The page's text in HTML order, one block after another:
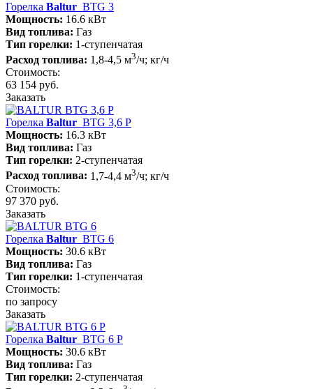
Горелка Baltur BTG 3
Мощность: 16.6 кВт
Вид топлива: Газ
Тип горелки: 1-ступенчатая
Расход топлива: 1,8-4,5 м3/ч; кг/ч
Стоимость:
63 154 руб.
Заказать
Горелка Baltur BTG 3,6 P
Мощность: 16.3 кВт
Вид топлива: Газ
Тип горелки: 2-ступенчатая
Расход топлива: 1,7-4,4 м3/ч; кг/ч
Стоимость:
97 370 руб.
Заказать
Горелка Baltur BTG 6
Мощность: 30.6 кВт
Вид топлива: Газ
Тип горелки: 1-ступенчатая
Стоимость:
по запросу
Заказать
Горелка Baltur BTG 6 P
Мощность: 30.6 кВт
Вид топлива: Газ
Тип горелки: 2-ступенчатая